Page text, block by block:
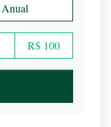
Anual
R$ 100